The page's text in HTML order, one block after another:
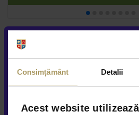
Consimțământ Detalii
Acest website